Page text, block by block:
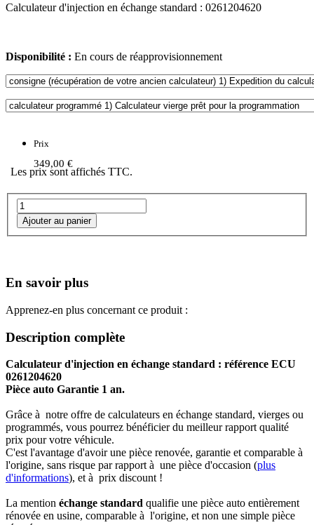
Calculateur d'injection en échange standard : 0261204620
Disponibilité : En cours de réapprovisionnement
Prix
349,00 €
Les prix sont affichés TTC.
En savoir plus
Apprenez-en plus concernant ce produit :
Description complète
Calculateur d'injection en échange standard : référence ECU
0261204620
Pièce auto Garantie 1 an.
Grâce à notre offre de calculateurs en échange standard, vierges ou
programmés, vous pourrez bénéficier du meilleur rapport qualité
prix pour votre véhicule.
C'est l'avantage d'avoir une pièce renovée, garantie et comparable à
l'origine, sans risque par rapport à une pièce d'occasion (plus
d'informations), et à prix discount !
La mention échange standard qualifie une pièce auto entièrement
rénovée en usine, comparable à l'origine, et non une simple pièce